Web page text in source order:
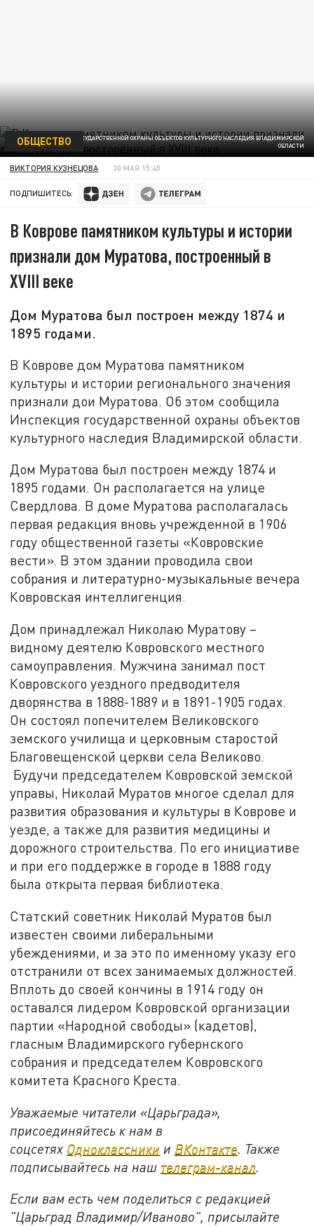
ИНСПЕКЦИЯ ГОСУДАРСТВЕННОЙ ОХРАНЫ ОБЪЕКТОВ КУЛЬТУРНОГО НАСЛЕДИЯ ВЛАДИМИРСКОЙ
ОБЛАСТИ
ОБЩЕСТВО
ВИКТОРИЯ КУЗНЕЦОВА 30 МАЯ 15:45
ПОДПИШИТЕСЬ:
В Коврове памятником культуры и истории
признали дом Муратова, построенный в
XVIII веке
Дом Муратова был построен между 1874 и
1895 годами.
В Коврове дом Муратова памятником
культуры и истории регионального значения
признали дои Муратова. Об этом сообщила
Инспекция государственной охраны объектов
культурного наследия Владимирской области.
Дом Муратова был построен между 1874 и
1895 годами. Он располагается на улице
Свердлова. В доме Муратова располагалась
первая редакция вновь учрежденной в 1906
году общественной газеты «Ковровские
вести». В этом здании проводила свои
собрания и литературно-музыкальные вечера
Ковровская интеллигенция.
Дом принадлежал Николаю Муратову –
видному деятелю Ковровского местного
самоуправления. Мужчина занимал пост
Ковровского уездного предводителя
дворянства в 1888-1889 и в 1891-1905 годах.
Он состоял попечителем Великовского
земского училища и церковным старостой
Благовещенской церкви села Великово.
Будучи председателем Ковровской земской
управы, Николай Муратов многое сделал для
развития образования и культуры в Коврове и
уезде, а также для развития медицины и
дорожного строительства. По его инициативе
и при его поддержке в городе в 1888 году
была открыта первая библиотека.
Статский советник Николай Муратов был
известен своими либеральными
убеждениями, и за это по именному указу его
отстранили от всех занимаемых должностей.
Вплоть до своей кончины в 1914 году он
оставался лидером Ковровской организации
партии «Народной свободы» (кадетов),
гласным Владимирского губернского
собрания и председателем Ковровского
комитета Красного Креста.
Уважаемые читатели «Царьграда»,
присоединяйтесь к нам в
соцсетях Одноклассники и ВКонтакте . Также
подписывайтесь на наш телеграм-канал
Если вам есть чем поделиться с редакцией
"Царьград Владимир/Иваново", присылайте